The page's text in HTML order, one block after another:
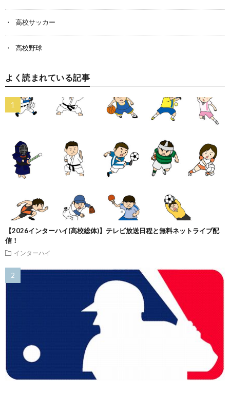
高校サッカー
高校野球
よく読まれている記事
【2026インターハイ(高校総体)】テレビ放送日程と無料ネットライブ配
信！
インターハイ